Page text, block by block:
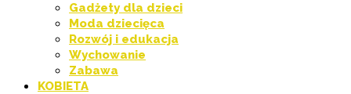
Gadżety dla dzieci
Moda dziecięca
Rozwój i edukacja
Wychowanie
Zabawa
KOBIETA